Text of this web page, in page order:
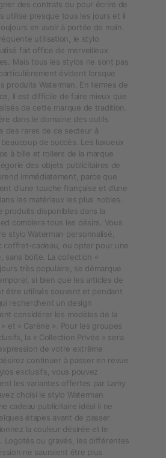
des contrats ou pour écrire de
utilise presque tous les jours et il
en avoir à portée de main.
utilisation, le stylo
fait office de merveilleux
Mais tous les stylos ne sont pas
évident lorsque
produits Waterman. En termes de
il est difficile de faire mieux que
de cette marque de tradition.
dans le domaine des outils
des rares de ce secteur à
de succès. Les luxueux
à bille et rollers de la marque
des objets publicitaires de
immédiatement, parce que
d'une touche française et d’une
les matériaux les plus nobles.
produits disponibles dans la
comblera tous les désirs. Vous
stylo Waterman personnalisé,
coffret-cadeau, ou opter pour une
sans boîte. La collection «
très populaire, se démarque
si bien que les articles de
être utilisés souvent et pendant
recherchent un design
considérer les modèles de la
et « Carène ». Pour les groupes
la « Collection Privée » sera
de votre extrême
continuer à passer en revue
exclusifs, vous pouvez
les variantes offertes par Lamy
choisi le stylo Waterman
cadeau publicitaire idéal il ne
étapes avant de passer
la couleur désirée et le
Logotés ou gravés, les différentes
ne sauraient être plus